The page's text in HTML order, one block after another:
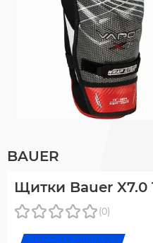
BAUER
Щитки Bauer X7.0
(0)